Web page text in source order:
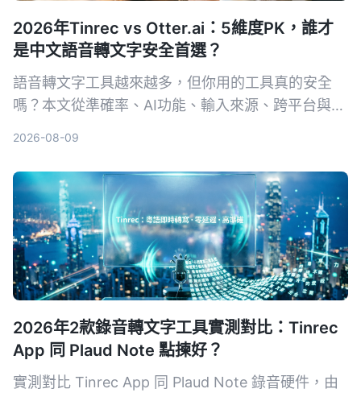
2026年Tinrec vs Otter.ai：5維度PK，誰才
是中文語音轉文字安全首選？
語音轉文字工具越來越多，但你用的工具真的安全
嗎？本文從準確率、AI功能、輸入來源、跨平台與數
選出最適合且可靠的工具。
2026-08-09
2026年2款錄音轉文字工具實測對比：Tinrec
App 同 Plaud Note 點揀好？
實測對比 Tinrec App 同 Plaud Note 錄音硬件，由